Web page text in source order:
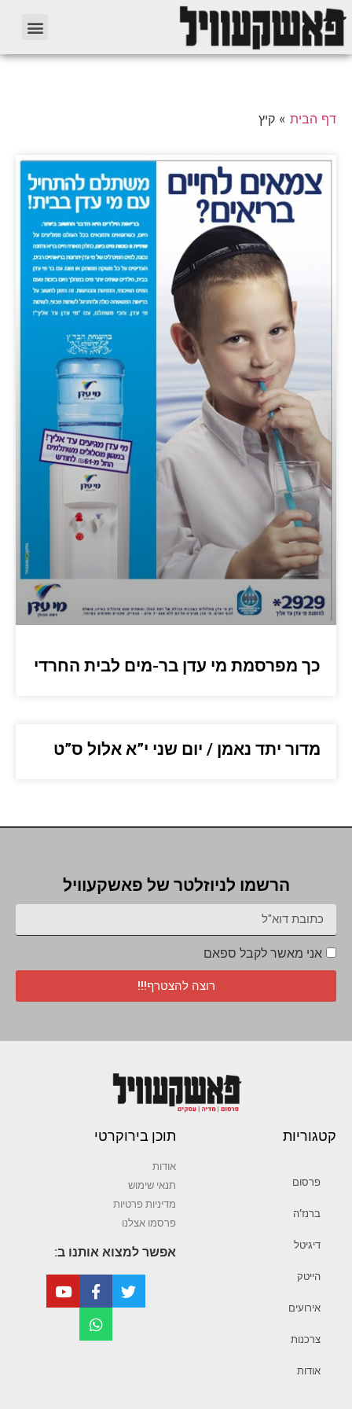
דף הבית » קיץ
כך מפרסמת מי עדן בר-מים לבית החרדי
מדור יתד נאמן / יום שני י”א אלול ס”ט
הרשמו לניוזלטר של פאשקעוויל
אני מאשר לקבל ספאם
רוצה להצטרף!!!
קטגוריות
פרסום
ברנז’ה
דיגיטל
הייטק
אירועים
צרכנות
אודות
תוכן בירוקרטי
אודות
תנאי שימוש
מדיניות פרטיות
פרסמו אצלנו
אפשר למצוא אותנו ב: